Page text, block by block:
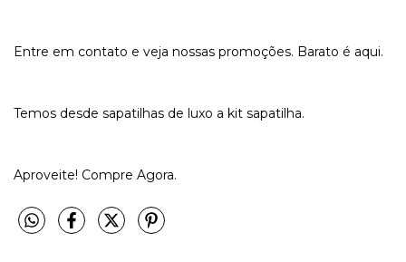
Entre em contato e veja nossas promoções. Barato é aqui.
Temos desde sapatilhas de luxo a kit sapatilha.
Aproveite! Compre Agora.